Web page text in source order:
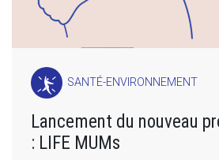
SANTÉ-ENVIRONNEMENT
Lancement du nouveau
: LIFE MUMs